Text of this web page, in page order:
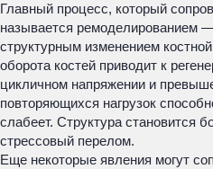
Главный процесс, который
называется ремоделированием
структурным изменением
оборота костей приводит к
цикличном напряжении и
повторяющихся нагрузок
слабеет. Структура становится
стрессовый перелом.
Еще некоторые явления могут